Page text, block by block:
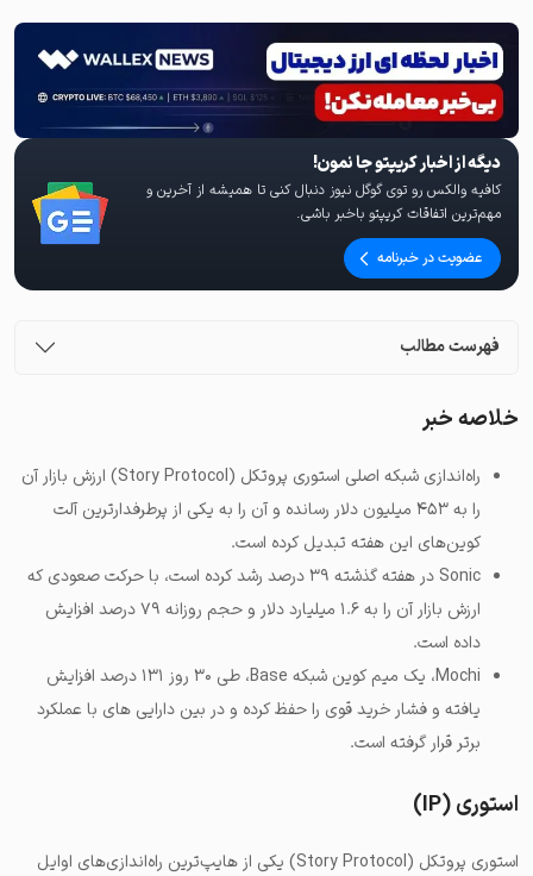
دیگه از اخبار کریپتو جا نمون!
کافیه والکس رو توی گوگل نیوز دنبال کنی تا همیشه از آخرین و
مهم‌ترین اتفاقات کریپتو باخبر باشی.
عضویت در خبرنامه
فهرست مطالب
خلاصه خبر
راه‌اندازی شبکه اصلی استوری پروتکل (Story Protocol) ارزش بازار آن
را به ۴۵۳ میلیون دلار رسانده و آن را به یکی از پرطرفدارترین آلت
کوین‌های این هفته تبدیل کرده است.
Sonic در هفته گذشته ۳۹ درصد رشد کرده است، با حرکت صعودی که
ارزش بازار آن را به ۱.۶ میلیارد دلار و حجم روزانه ۷۹ درصد افزایش
داده است.
Mochi، یک میم کوین شبکه Base، طی ۳۰ روز ۱۳۱ درصد افزایش
یافته و فشار خرید قوی را حفظ کرده و در بین دارایی های با عملکرد
برتر قرار گرفته است.
استوری (IP)
استوری پروتکل (Story Protocol) یکی از هایپ‌ترین راه‌اندازی‌های اوایل